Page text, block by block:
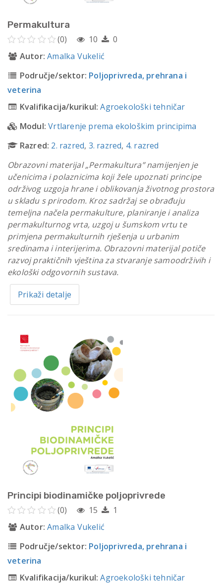
Permakultura
(0) 10
0
Autor: Amalka Vukelić
Područje/sektor: Poljoprivreda, prehrana i
veterina
Kvalifikacija/kurikul: Agroekološki tehničar
Modul: Vrtlarenje prema ekološkim principima
Razred: 2. razred, 3. razred, 4. razred
Obrazovni materijal „Permakultura” namijenjen je
učenicima i polaznicima koji žele upoznati principe
održivog uzgoja hrane i oblikovanja životnog prostora
u skladu s prirodom. Kroz sadržaj se obrađuju
temeljna načela permakulture, planiranje i analiza
permakulturnog vrta, uzgoj u šumskom vrtu te
primjena permakulturnih rješenja u urbanim
sredinama i interijerima. Obrazovni materijal potiče
razvoj praktičnih vještina za stvaranje samoodrživih i
ekološki odgovornih sustava.
Prikaži detalje
Principi biodinamičke poljoprivrede
(0) 15
1
Autor: Amalka Vukelić
Područje/sektor: Poljoprivreda, prehrana i
veterina
Kvalifikacija/kurikul: Agroekološki tehničar